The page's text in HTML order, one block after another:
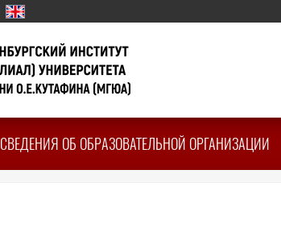
СВЕДЕНИЯ ОБ ОБРАЗОВАТЕЛЬНОЙ ОРГАНИЗАЦИИ